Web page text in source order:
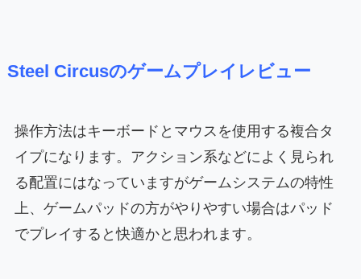
Steel Circusのゲームプレイレビュー
操作方法はキーボードとマウスを使用する複合タ
イプになります。アクション系などによく見られ
る配置にはなっていますがゲームシステムの特性
上、ゲームパッドの方がやりやすい場合はパッド
でプレイすると快適かと思われます。